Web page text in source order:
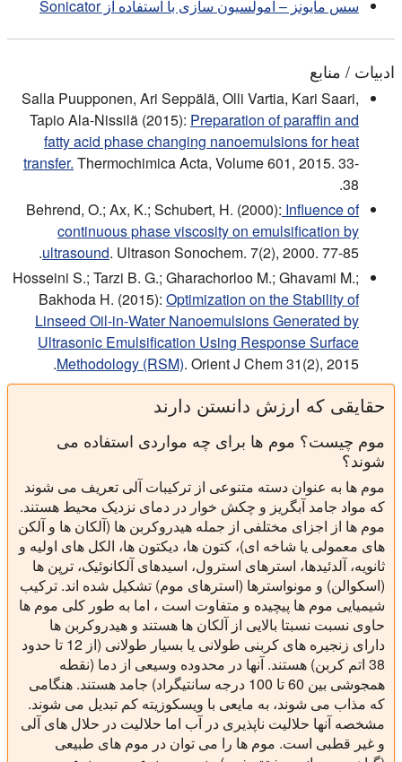
سس مایونز – امولسیون سازی با استفاده از Sonicator
ادبیات / منابع
Salla Puupponen, Ari Seppälä, Olli Vartia, Kari Saari,
Tapio Ala-Nissilä (2015): Preparation of paraffin and
fatty acid phase changing nanoemulsions for heat
transfer. Thermochimica Acta, Volume 601, 2015. 33-
38.
Behrend, O.; Ax, K.; Schubert, H. (2000): Influence of
continuous phase viscosity on emulsification by
ultrasound. Ultrason Sonochem. 7(2), 2000. 77-85.
Hosseini S.; Tarzi B. G.; Gharachorloo M.; Ghavami M.;
Bakhoda H. (2015): Optimization on the Stability of
Linseed Oil-in-Water Nanoemulsions Generated by
Ultrasonic Emulsification Using Response Surface
Methodology (RSM). Orient J Chem 31(2), 2015.
حقایقی که ارزش دانستن دارند
موم چیست؟ موم ها برای چه مواردی استفاده می
شوند؟
موم ها به عنوان دسته متنوعی از ترکیبات آلی تعریف می شوند
که مواد جامد آبگریز و چکش خوار در دمای نزدیک محیط هستند.
موم ها از اجزای مختلفی از جمله هیدروکربن ها (آلکان ها و آلکن
های معمولی یا شاخه ای)، کتون ها، دیکتون ها، الکل های اولیه و
ثانویه، آلدئیدها، استرهای استرول، اسیدهای آلکانوئیک، ترپن ها
(اسکوالن) و مونواسترها (استرهای موم) تشکیل شده اند. ترکیب
شیمیایی موم ها پیچیده و متفاوت است ، اما به طور کلی موم ها
حاوی نسبت نسبتا بالایی از آلکان ها هستند و هیدروکربن ها
دارای زنجیره های کربنی طولانی یا بسیار طولانی (از 12 تا حدود
38 اتم کربن) هستند. آنها در محدوده وسیعی از دما (نقطه
همجوشی بین 60 تا 100 درجه سانتیگراد) جامد هستند. هنگامی
که مذاب می شوند، به مایعی با ویسکوزیته کم تبدیل می شوند.
مشخصه آنها حلالیت ناپذیری در آب اما حلالیت در حلال های آلی
و غیر قطبی است. موم ها را می توان در موم های طبیعی